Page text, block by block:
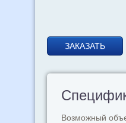
ЗАКАЗАТЬ
Возможный